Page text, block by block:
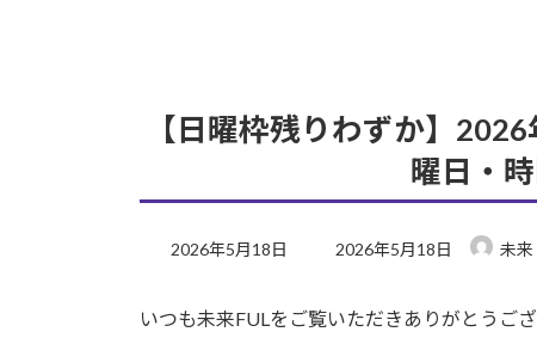
【日曜枠残りわずか】
曜日・
2026年5月18日
最
2026年5月18日 未来
いつも未来FULをご覧いただきありがとうござ